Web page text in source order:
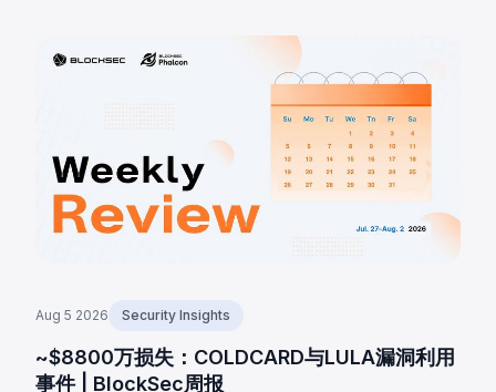
Aug 5 2026 Security Insights
~$8800万损失：COLDCARD与LULA漏洞利用
事件 | BlockSec周报